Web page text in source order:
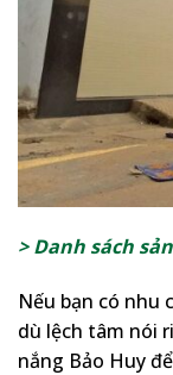
> Danh sách
Nếu bạn có nhu
dù lệch tâm nói
nắng Bảo Huy